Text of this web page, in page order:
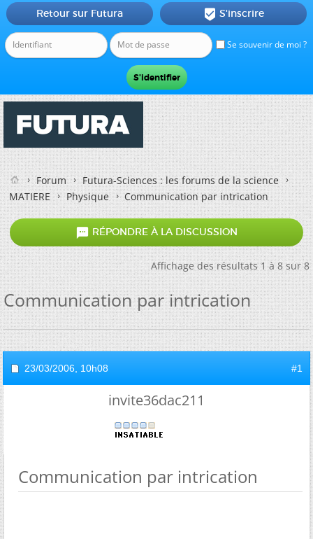
Se souvenir de moi ?
Retour sur Futura  S'inscrire
Forum
Futura-Sciences : les forums de la science
MATIERE
Physique Communication par intrication
 RÉPONDRE À LA DISCUSSION
Affichage des résultats 1 à 8 sur 8
Communication par intrication
23/03/2006, 10h08 #1
invite36dac211
Communication par intrication